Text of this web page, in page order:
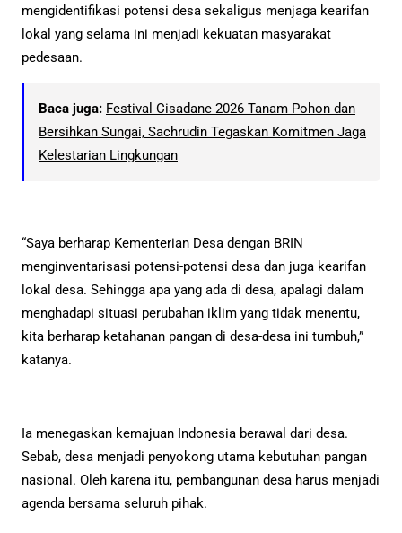
mengidentifikasi potensi desa sekaligus menjaga kearifan
lokal yang selama ini menjadi kekuatan masyarakat
pedesaan.
Baca juga: Festival Cisadane 2026 Tanam Pohon dan
Bersihkan Sungai, Sachrudin Tegaskan Komitmen Jaga
Kelestarian Lingkungan
“Saya berharap Kementerian Desa dengan BRIN
menginventarisasi potensi-potensi desa dan juga kearifan
lokal desa. Sehingga apa yang ada di desa, apalagi dalam
menghadapi situasi perubahan iklim yang tidak menentu,
kita berharap ketahanan pangan di desa-desa ini tumbuh,”
katanya.
Ia menegaskan kemajuan Indonesia berawal dari desa.
Sebab, desa menjadi penyokong utama kebutuhan pangan
nasional. Oleh karena itu, pembangunan desa harus menjadi
agenda bersama seluruh pihak.